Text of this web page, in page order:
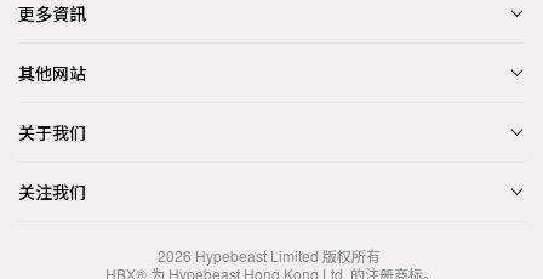
更多資訊
其他网站
关于我们
关注我们
2026 Hypebeast Limited 版权所有
HBX® 为 Hypebeast Hong Kong Ltd. 的注册商标。